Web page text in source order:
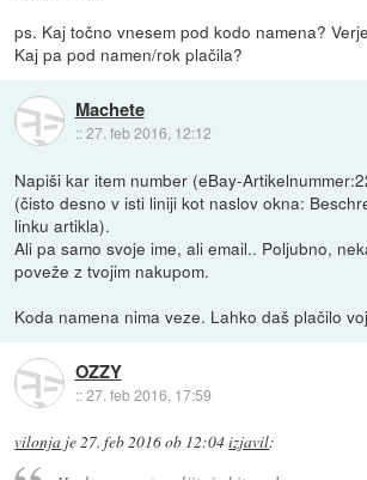
ps. Kaj točno vnesem pod kodo namena?
Kaj pa pod namen/rok plačila?
Machete
::27. feb 2016, 12:12
Napiši kar item number (eBay-
(čisto desno v isti liniji kot naslov okna:
linku artikla).
Ali pa samo svoje ime, ali email.. Poljubno,
poveže z tvojim nakupom.
Koda namena nima veze. Lahko daš plačilo
OZZY
::27. feb 2016, 17:59
vilonja je27. feb 2016 ob 12:04izjavil: